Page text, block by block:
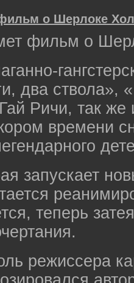
о Шерлоке
фильм о
два ствола»,
Ричи, так же
времени
запускает
теперь
режиссера